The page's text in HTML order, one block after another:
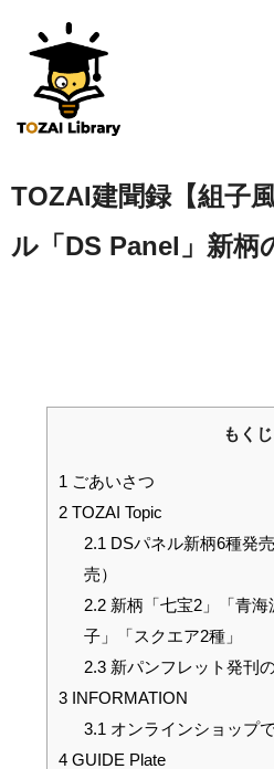
TOZAI建聞録【組子
ル「DS Panel」新柄
もくじ
1 ごあいさつ
2 TOZAI Topic
2.1 DSパネル新柄6種発
売）
2.2新柄「七宝2」「青海
子」「スクエア2種」
2.3新パンフレット発刊
3 INFORMATION
3.1 オンラインショップ
4 GUIDE Plate